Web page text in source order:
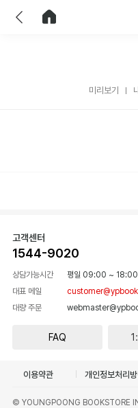
미리보기
고객센터
1544-9020
상담가능시간 평일 09:00 ~ 18:00
대표 메일
대량 주문
FAQ
이용약관 개인정보처리
© YOUNGPOONG BOOKSTORE